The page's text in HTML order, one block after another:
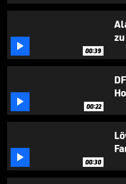
 00:39
zu
 00:22
 00:30